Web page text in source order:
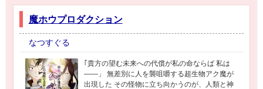
魔ホウプロダクション
なつすぐる
｢貴方の望む未来への代償が私の命ならば 私は
――」 無差別に人を襲咀嚼する超生物アク魔が
出現した その怪物に立ち向かうのが、人類と神